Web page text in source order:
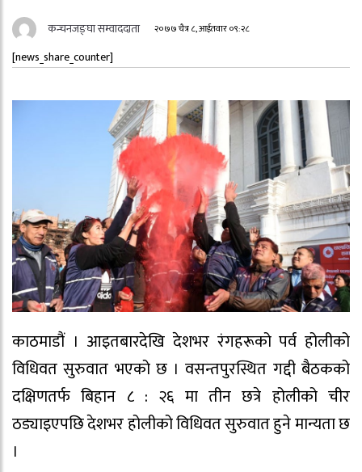
कन्चनजङ्घा सम्वाददाता २०७७ चैत्र ८, आईतवार ०९:२८
[news_share_counter]
काठमाडौं । आइतबारदेखि देशभर रंगहरूको पर्व होलीको
विधिवत सुरुवात भएको छ । वसन्तपुरस्थित गद्दी बैठकको
दक्षिणतर्फ बिहान ८ : २६ मा तीन छत्रे होलीको चीर
ठड्याइएपछि देशभर होलीको विधिवत सुरुवात हुने मान्यता छ
।